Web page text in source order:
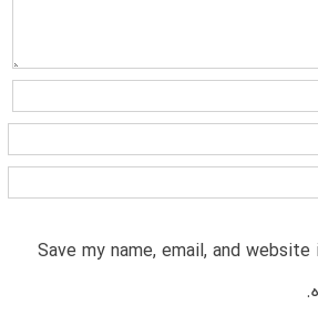
Save my name, email, and